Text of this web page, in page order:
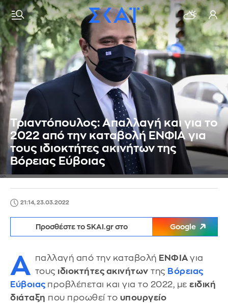
Τριαντόπουλος: Απαλλαγή και για το
2022 από την καταβολή ΕΝΦΙΑ για
τους ιδιοκτήτες ακινήτων της
Βόρειας Εύβοιας
21:14, 23.03.2022
Προσθέστε το SKAI.gr στο Google
Α παλλαγή από την καταβολή ΕΝΦΙΑ για
τους ιδιοκτήτες ακινήτων της Βόρειας
Εύβοιας προβλέπεται και για το 2022, με ειδική
διάταξη που προωθεί το υπουργείο